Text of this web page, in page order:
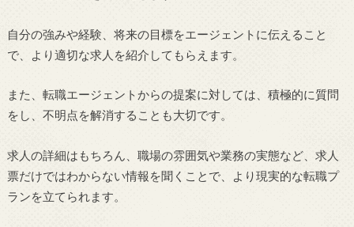
自分の強みや経験、将来の目標をエージェントに伝えること
で、より適切な求人を紹介してもらえます。
また、転職エージェントからの提案に対しては、積極的に質問
をし、不明点を解消することも大切です。
求人の詳細はもちろん、職場の雰囲気や業務の実態など、求人
票だけではわからない情報を聞くことで、より現実的な転職プ
ランを立てられます。